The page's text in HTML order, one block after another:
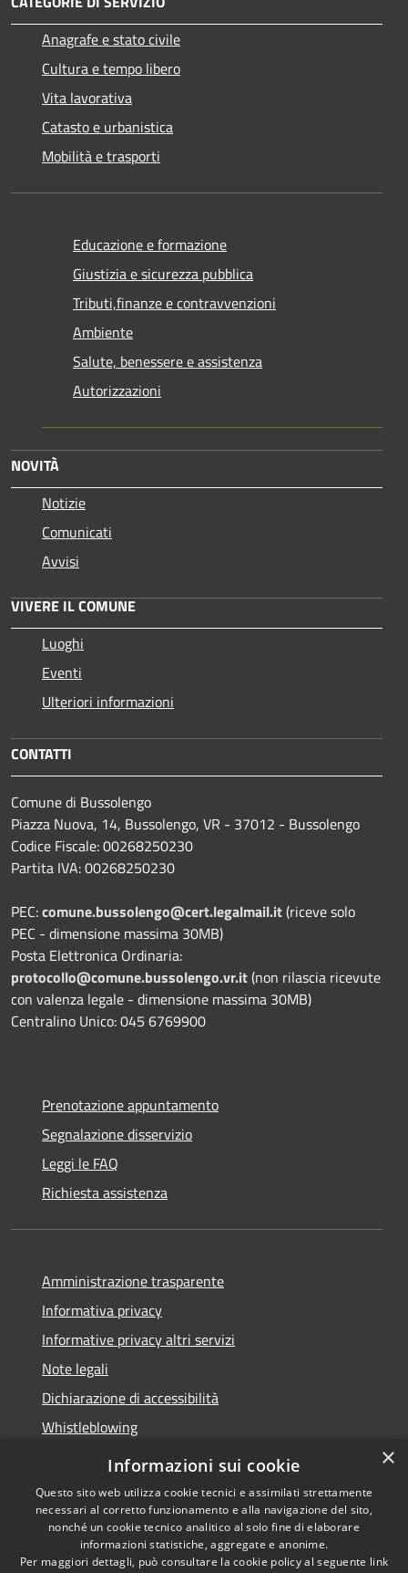
Anagrafe e stato civile
Cultura e tempo libero
Vita lavorativa
Catasto e urbanistica
Mobilità e trasporti
Educazione e formazione
Giustizia e sicurezza pubblica
Tributi,finanze e contravvenzioni
Ambiente
Salute, benessere e assistenza
Autorizzazioni
NOVITÀ
Notizie
Comunicati
Avvisi
VIVERE IL COMUNE
Luoghi
Eventi
Ulteriori informazioni
CONTATTI
Comune di Bussolengo
Piazza Nuova, 14, Bussolengo, VR - 37012 - Bussolengo
Codice Fiscale: 00268250230
Partita IVA: 00268250230
PEC:comune.bussolengo@cert.legalmail.it(riceve solo
PEC - dimensione massima 30MB)
Posta Elettronica Ordinaria:
protocollo@comune.bussolengo.vr.it(non rilascia ricevute
con valenza legale - dimensione massima 30MB)
Centralino Unico: 045 6769900
Prenotazione appuntamento
Segnalazione disservizio
Leggi le FAQ
Richiesta assistenza
Amministrazione trasparente
Informativa privacy
Informative privacy altri servizi
Note legali
Dichiarazione di accessibilità
Whistleblowing
RSS
Accessibilità
Privacy
Copyright © 2026 • Comune di
Bussolengo • Powered by
Municipium•Accesso
×
Informazioni sui cookie
Questo sito web utilizza cookie tecnici e assimilati strettamente
necessari al corretto funzionamento e alla navigazione del sito,
nonché un cookie tecnico analitico al solo fine di elaborare
informazioni statistiche, aggregate e anonime.
Per maggiori dettagli, può consultare la cookie policy al seguente link